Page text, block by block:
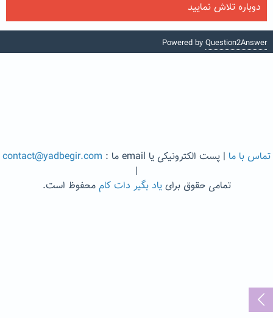
دوباره تلاش نمایید
Powered by Question2Answer
تماس با ما | پست الکترونیکی یا email ما :
contact@yadbegir.com
|
تمامی حقوق براییاد بگیر دات کام محفوظ است.